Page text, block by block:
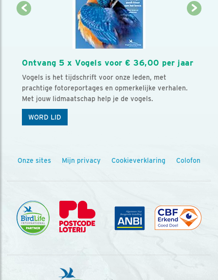
Ontvang 5 x Vogels voor € 36,00 per jaar
Vogels is het tijdschrift voor onze leden, met
prachtige fotoreportages en opmerkelijke verhalen.
Met jouw lidmaatschap help je de vogels.
WORD LID
Onze sites Mijn privacy Cookieverklaring Colofon